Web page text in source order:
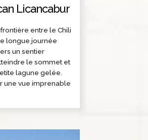
Licancabur
entre le Chili
longue journée
un sentier
le sommet et
lagune gelée.
une vue imprenable